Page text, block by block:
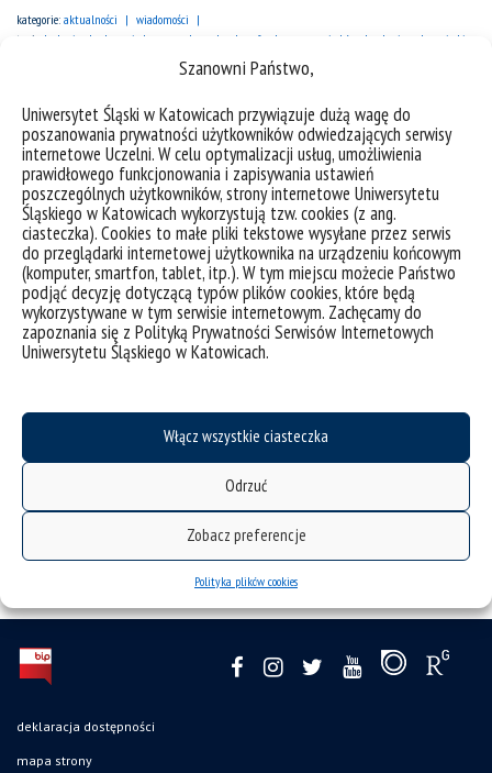
Szanowni Państwo,
Uniwersytet Śląski w Katowicach przywiązuje dużą wagę do
poszanowania prywatności użytkowników odwiedzających serwisy
internetowe Uczelni. W celu optymalizacji usług, umożliwienia
prawidłowego funkcjonowania i zapisywania ustawień
poszczególnych użytkowników, strony internetowe Uniwersytetu
Śląskiego w Katowicach wykorzystują tzw. cookies (z ang.
ciasteczka). Cookies to małe pliki tekstowe wysyłane przez serwis
do przeglądarki internetowej użytkownika na urządzeniu końcowym
(komputer, smartfon, tablet, itp.). W tym miejscu możecie Państwo
podjąć decyzję dotyczącą typów plików cookies, które będą
wykorzystywane w tym serwisie internetowym. Zachęcamy do
zapoznania się z Polityką Prywatności Serwisów Internetowych
Uniwersytetu Śląskiego w Katowicach.
Włącz wszystkie ciasteczka
Odrzuć
Zobacz preferencje
Polityka plików cookies
kategorie: aktualności
wiadomości
tagi : badania eksperci grupa ekspercka nrfu ocena wniosków ukraina wnioski
kategorie:aktualności transform4europe
wydarzenia
transform4europe
deklaracja dostępności
mapa strony